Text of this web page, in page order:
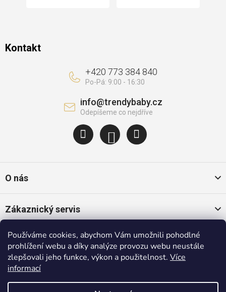
Používáme cookies, abychom Vám umožnili pohodlné
prohlížení webu a díky analýze provozu webu neustále
zlepšovali jeho funkce, výkon a použitelnost. Více
informací
Kontakt
info@trendybaby.cz
+420 773 384 840
O nás
Zákaznický servis
Oblíbené kategorie
Populární značky